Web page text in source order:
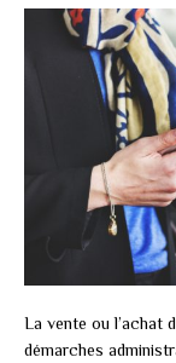
La vente ou l’achat
démarches